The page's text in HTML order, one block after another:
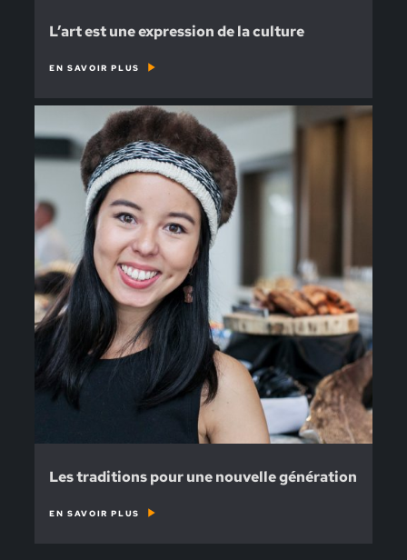
L’art est une expression de la culture
EN SAVOIR PLUS
Les traditions pour une nouvelle génération
EN SAVOIR PLUS